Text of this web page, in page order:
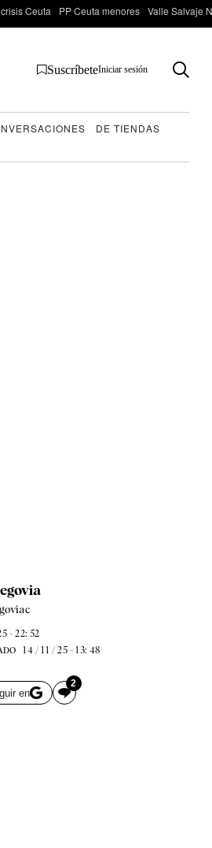
Ceuta PP Ceuta menores Valle Salvaje
SuscríbeteIniciar sesión
DE TIENDAS
- 22: 52
14 / 11 / 25 - 13: 48
en
2